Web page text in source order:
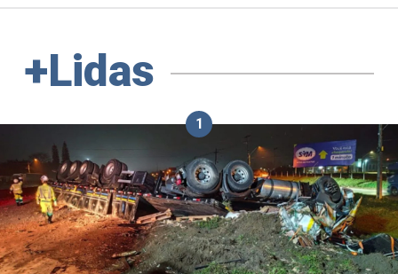
+Lidas
1